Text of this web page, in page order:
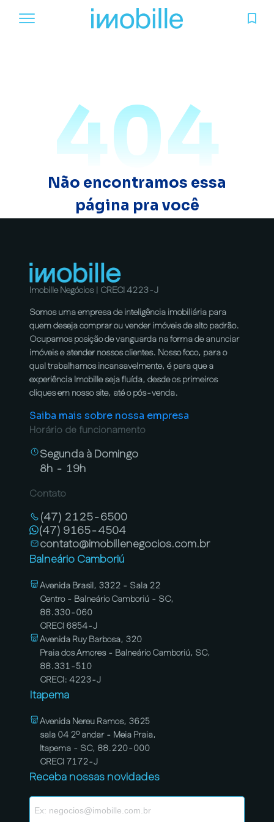
404
Não encontramos essa
página pra você
Imobille Negócios | CRECI 4223-J
Somos uma empresa de inteligência imobiliária para
quem deseja comprar ou vender imóveis de alto padrão.
Ocupamos posição de vanguarda na forma de anunciar
imóveis e atender nossos clientes. Nosso foco, para o
qual trabalhamos incansavelmente, é para que a
experiência Imobille seja fluída, desde os primeiros
cliques em nosso site, até o pós-venda.
Saiba mais sobre nossa empresa
Horário de funcionamento
Segunda à Domingo
8h - 19h
Contato
(47) 2125-6500
(47) 9165-4504
contato@imobillenegocios.com.br
Balneário Camboriú
Avenida Brasil, 3322 - Sala 22
Centro - Balneário Camboriú - SC,
88.330-060
CRECI 6854-J
Avenida Ruy Barbosa, 320
Praia dos Amores - Balneário Camboriú, SC,
88.331-510
CRECI: 4223-J
Itapema
Avenida Nereu Ramos, 3625
sala 04 2º andar - Meia Praia,
Itapema - SC, 88.220-000
CRECI 7172-J
Receba nossas novidades